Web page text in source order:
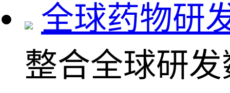
全球药物研
整合全球研